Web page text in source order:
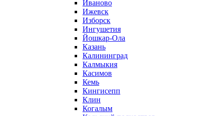
Иваново
Ижевск
Изборск
Ингушетия
Йошкар-Ола
Казань
Калининград
Калмыкия
Касимов
Кемь
Кингисепп
Клин
Когалым